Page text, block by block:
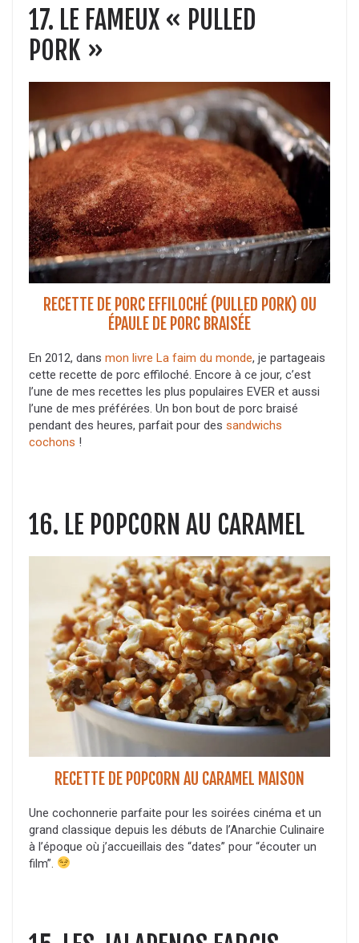
17. LE FAMEUX « PULLED
PORK »
RECETTE DE PORC EFFILOCHÉ (PULLED PORK) OU
ÉPAULE DE PORC BRAISÉE
En 2012, dans mon livre La faim du monde, je partageais
cette recette de porc effiloché. Encore à ce jour, c’est
l’une de mes recettes les plus populaires EVER et aussi
l’une de mes préférées. Un bon bout de porc braisé
pendant des heures, parfait pour des sandwichs
cochons !
16. LE POPCORN AU CARAMEL
RECETTE DE POPCORN AU CARAMEL MAISON
Une cochonnerie parfaite pour les soirées cinéma et un
grand classique depuis les débuts de l’Anarchie Culinaire
à l’époque où j’accueillais des “dates” pour “écouter un
film”.